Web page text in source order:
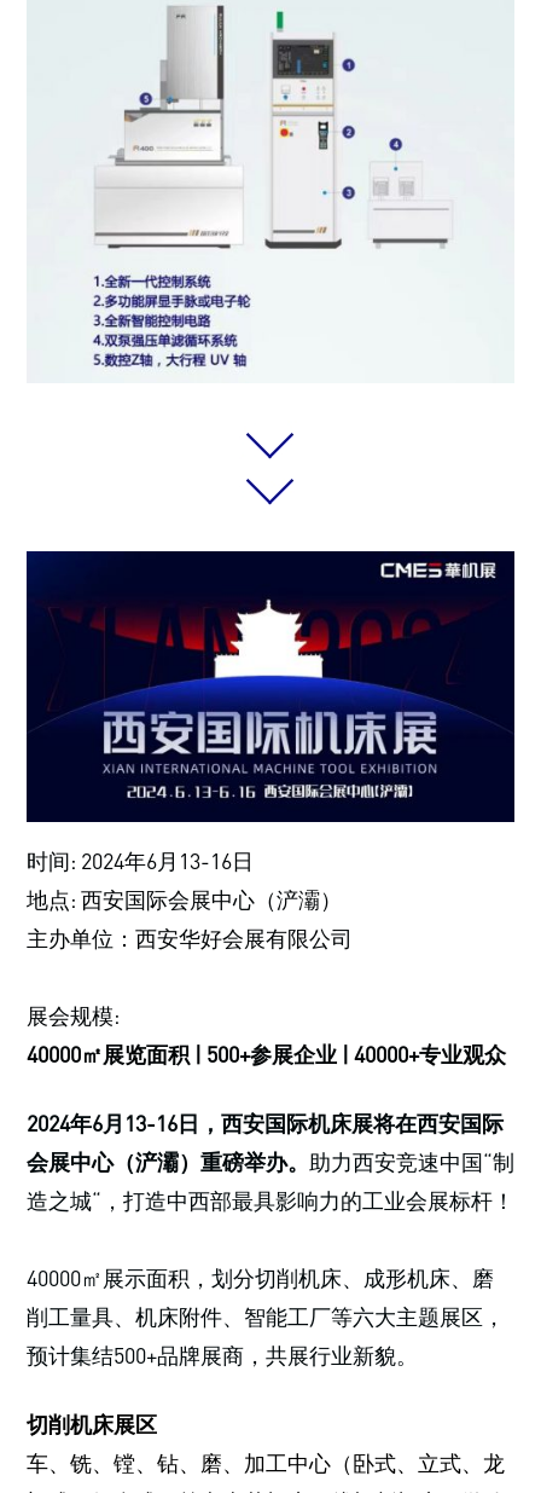
时间: 2024年6月13-16日
地点: 西安国际会展中心（浐灞）
主办单位：西安华好会展有限公司
展会规模:
40000㎡展览面积 | 500+参展企业 | 40000+专业观众
2024年6月13-16日，西安国际机床展将在西安国际
会展中心（浐灞）重磅举办。 助力西安竞速中国“制
造之城“，打造中西部最具影响力的工业会展标杆！
40000㎡展示面积，划分切削机床、成形机床、磨
削工量具、机床附件、智能工厂等六大主题展区，
预计集结500+品牌展商，共展行业新貌。
切削机床展区
车、铣、镗、钻、磨、加工中心（卧式、立式、龙